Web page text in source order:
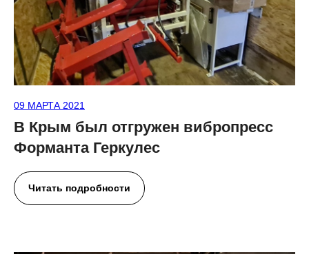
09 МАРТА 2021
В Крым был отгружен вибропресс
Форманта Геркулес
Читать подробности